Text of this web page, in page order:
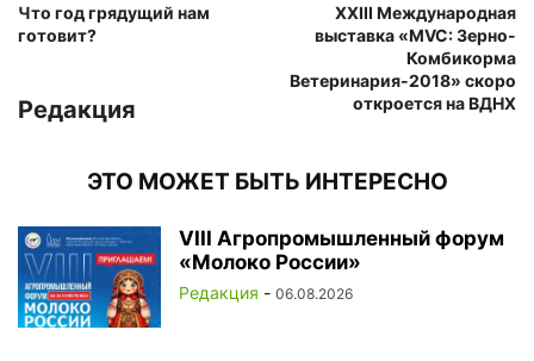
Что год грядущий нам
готовит?
XXIII Международная
выставка «MVC: Зерно-
Комбикорма
Ветеринария-2018» скоро
откроется на ВДНХ
Редакция
ЭТО МОЖЕТ БЫТЬ ИНТЕРЕСНО
VIII Агропромышленный форум
«Молоко России»
Редакция - 06.08.2026